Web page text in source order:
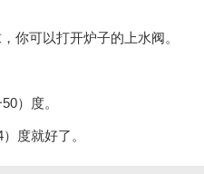
你可以打开炉子的上水阀。
）度。
度就好了。